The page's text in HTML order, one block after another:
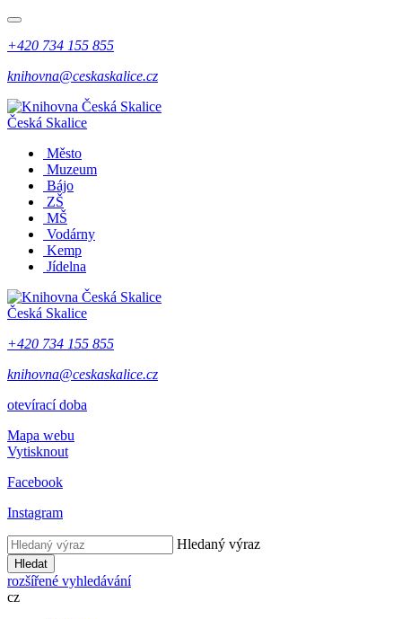
+420 734 155 855
knihovna@ceskaskalice.cz
Česká Skalice
Město
Muzeum
Bájo
ZŠ
MŠ
Vodárny
Kemp
Jídelna
Česká Skalice
+420 734 155 855
knihovna@ceskaskalice.cz
otevírací doba
Mapa webu
Vytisknout
Facebook
Instagram
Hledaný výraz
Hledat
rozšířené vyhledávání
cz